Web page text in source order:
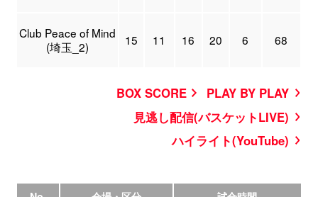
Club Peace of Mind
(埼玉_2)
15 11 16 20 6 68
BOX SCORE
PLAY BY PLAY
見逃し配信(バスケットLIVE)
ハイライト(YouTube)